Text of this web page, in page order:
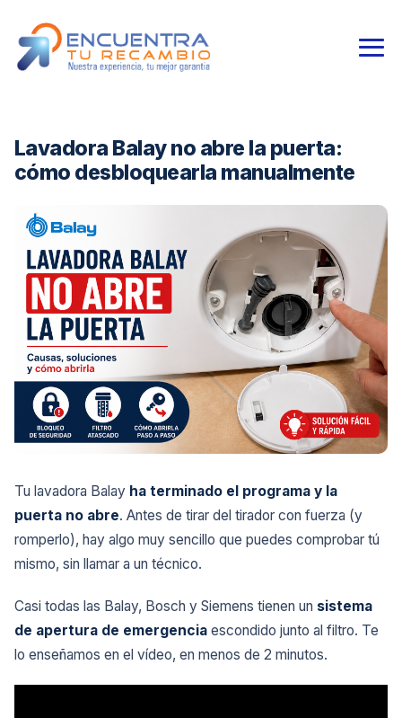
Lavadora Balay no abre la puerta:
cómo desbloquearla manualmente
Tu lavadora Balay ha terminado el programa y la
puerta no abre. Antes de tirar del tirador con fuerza (y
romperlo), hay algo muy sencillo que puedes comprobar tú
mismo, sin llamar a un técnico.
Casi todas las Balay, Bosch y Siemens tienen un sistema
de apertura de emergencia escondido junto al filtro. Te
lo enseñamos en el vídeo, en menos de 2 minutos.